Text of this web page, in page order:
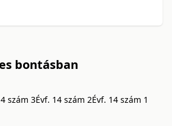
bontásban
szám 3Évf. 14 szám 2Évf. 14 szám 1